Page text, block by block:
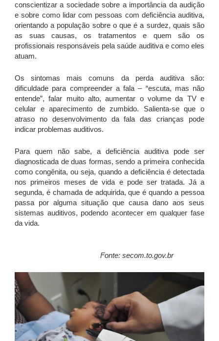
conscientizar a sociedade sobre a importância da audição
e sobre como lidar com pessoas com deficiência auditiva,
orientando a população sobre o que é a surdez, quais são
as suas causas, os tratamentos e quem são os
profissionais responsáveis pela saúde auditiva e como eles
atuam.
Os sintomas mais comuns da perda auditiva são:
dificuldade para compreender a fala – “escuta, mas não
entende”, falar muito alto, aumentar o volume da TV e
celular e aparecimento de zumbido. Salienta-se que o
atraso no desenvolvimento da fala das crianças pode
indicar problemas auditivos.
Para quem não sabe, a deficiência auditiva pode ser
diagnosticada de duas formas, sendo a primeira conhecida
como congênita, ou seja, quando a deficiência é detectada
nos primeiros meses de vida e pode ser tratada. Já a
segunda, é chamada de adquirida, que é quando a pessoa
passa por alguma situação que causa dano aos seus
sistemas auditivos, podendo acontecer em qualquer fase
da vida.
Fonte: secom.to.gov.br